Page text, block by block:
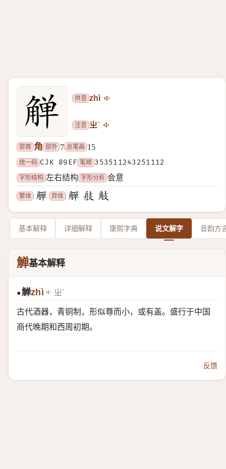
拼音 zhì
注音 ㄓˋ
部首 角 部外 7 总笔画 15
统一码 CJK 89EF 笔顺 353511243251112
字形结构 左右结构 字形分析 会意
繁体 异体
基本解释 详细解释 康熙字典 说文解字 音韵方
觯基本解释
●觯zhì ㄓˋ
古代酒器，青铜制，形似尊而小，或有盖。盛行于中国
商代晚期和西周初期。
反馈